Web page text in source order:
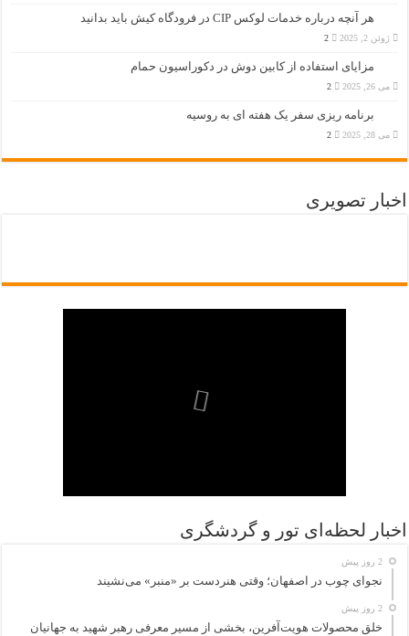
هر آنچه درباره خدمات لوکس CIP در فرودگاه‌ کیش باید بدانید
ژوئن 2, 2025 2
مزایای استفاده از کابین دوش در دکوراسیون حمام
می 26, 2025 2
برنامه ریزی سفر یک هفته ای به روسیه
می 28, 2025 2
اخبار تصویری
اخبار لحظه‌ای تور و گردشگری
2 روز پیش
نجوای چوب در اصفهان؛ وقتی هنردست بر «منبر» می‌نشیند
2 روز پیش
خلق محصولات هویت‌آفرین، بخشی از مسیر معرفی رهبر شهید به جهانیان